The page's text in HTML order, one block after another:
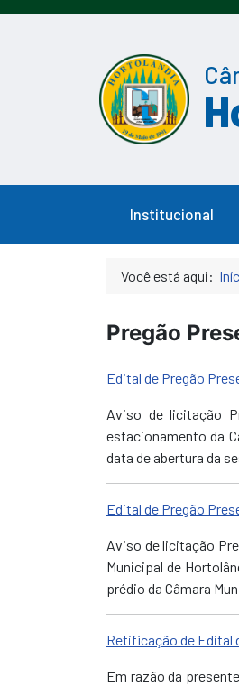
Institucional
Você está aqui:
Pregão
Edital de Pregão
Aviso de licitação
estacionamento da
data de abertura da
Edital de Pregão
Aviso de licitação
Municipal de
prédio da Câmara
Retificação de Edital
Em razão da